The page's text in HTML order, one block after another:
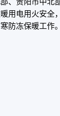
、贵阳市中北
用电用火安全
防冻保暖工作。